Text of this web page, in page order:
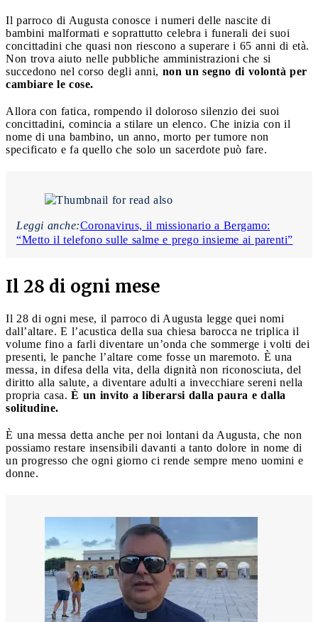
Il parroco di Augusta conosce i numeri delle nascite di
bambini malformati e soprattutto celebra i funerali dei suoi
concittadini che quasi non riescono a superare i 65 anni di età.
Non trova aiuto nelle pubbliche amministrazioni che si
succedono nel corso degli anni, non un segno di volontà per
cambiare le cose.
Allora con fatica, rompendo il doloroso silenzio dei suoi
concittadini, comincia a stilare un elenco. Che inizia con il
nome di una bambino, un anno, morto per tumore non
specificato e fa quello che solo un sacerdote può fare.
Leggi anche:Coronavirus, il missionario a Bergamo:
“Metto il telefono sulle salme e prego insieme ai parenti”
Il 28 di ogni mese
Il 28 di ogni mese, il parroco di Augusta legge quei nomi
dall’altare. E l’acustica della sua chiesa barocca ne triplica il
volume fino a farli diventare un’onda che sommerge i volti dei
presenti, le panche l’altare come fosse un maremoto. È una
messa, in difesa della vita, della dignità non riconosciuta, del
diritto alla salute, a diventare adulti a invecchiare sereni nella
propria casa. È un invito a liberarsi dalla paura e dalla
solitudine.
È una messa detta anche per noi lontani da Augusta, che non
possiamo restare insensibili davanti a tanto dolore in nome di
un progresso che ogni giorno ci rende sempre meno uomini e
donne.